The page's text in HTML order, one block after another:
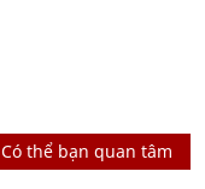
Có thể bạn quan tâm